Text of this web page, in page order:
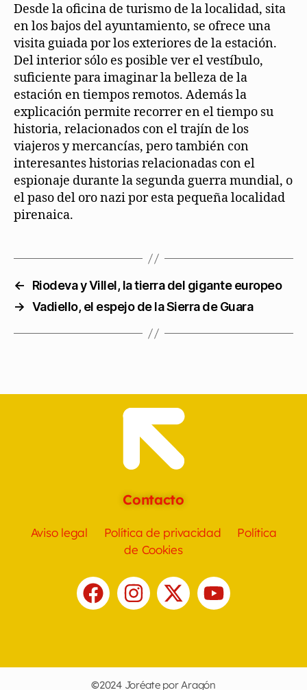
Desde la oficina de turismo de la localidad, sita
en los bajos del ayuntamiento, se ofrece una
visita guiada por los exteriores de la estación.
Del interior sólo es posible ver el vestíbulo,
suficiente para imaginar la belleza de la
estación en tiempos remotos. Además la
explicación permite recorrer en el tiempo su
historia, relacionados con el trajín de los
viajeros y mercancías, pero también con
interesantes historias relacionadas con el
espionaje durante la segunda guerra mundial, o
el paso del oro nazi por esta pequeña localidad
pirenaica.
←
Riodeva y Villel, la tierra del gigante europeo
→ Vadiello, el espejo de la Sierra de Guara
Contacto
Aviso legal Política de privacidad
Política
de Cookies
©2024 Joréate por Aragón